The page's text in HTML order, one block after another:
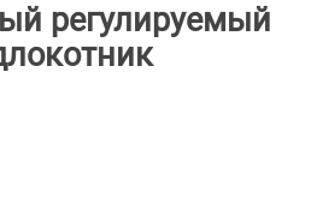
регулируемый